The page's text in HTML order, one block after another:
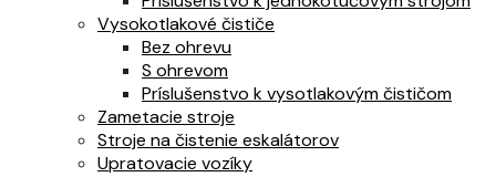
Vysokotlakové čističe
Bez ohrevu
S ohrevom
Príslušenstvo k vysotlakovým čističom
Zametacie stroje
Stroje na čistenie eskalátorov
Upratovacie vozíky